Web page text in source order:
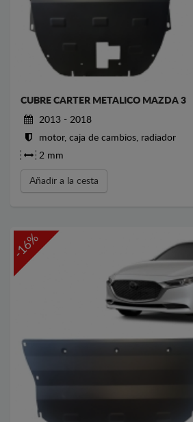
CUBRE CARTER METALICO MAZDA 3
2013 - 2018
motor, caja de cambios, radiador
2 mm
Añadir a la cesta
-16%